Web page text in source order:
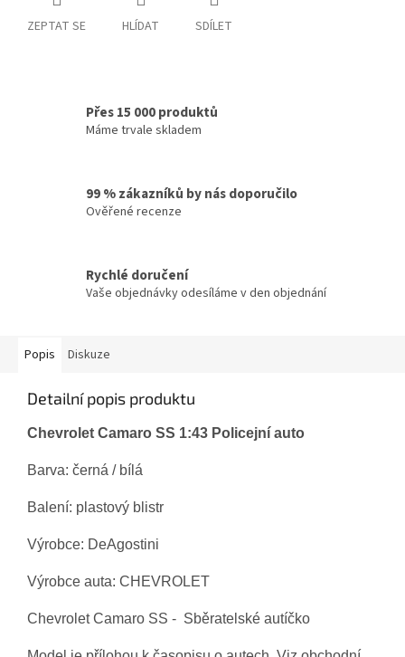
ZEPTAT SE HLÍDAT SDÍLET
Přes 15 000 produktů
Máme trvale skladem
99 % zákazníků by nás doporučilo
Ověřené recenze
Rychlé doručení
Vaše objednávky odesíláme v den objednání
Popis Diskuze
Detailní popis produktu
Chevrolet Camaro SS 1:43 Policejní auto
Barva: černá / bílá
Balení: plastový blistr
Výrobce: DeAgostini
Výrobce auta: CHEVROLET
Chevrolet Camaro SS - Sběratelské autíčko